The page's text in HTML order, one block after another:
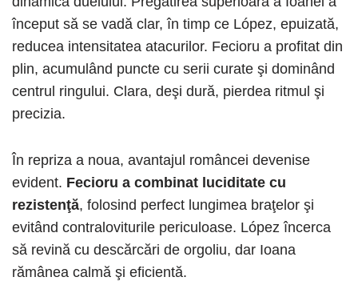
început să se vadă clar, în timp ce López, epuizată,
reducea intensitatea atacurilor. Fecioru a profitat din
plin, acumulând puncte cu serii curate şi dominând
centrul ringului. Clara, deşi dură, pierdea ritmul şi
precizia.
În repriza a noua, avantajul româncei devenise
evident. Fecioru a combinat luciditate cu
rezistenţă, folosind perfect lungimea braţelor şi
evitând contraloviturile periculoase. López încerca
să revină cu descărcări de orgoliu, dar Ioana
rămânea calmă şi eficientă.